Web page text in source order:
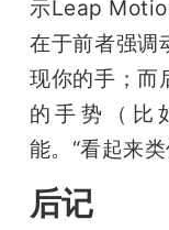
示Leap
在于前者强调
现你的手；而
的手势（比
能。“看起来
后记